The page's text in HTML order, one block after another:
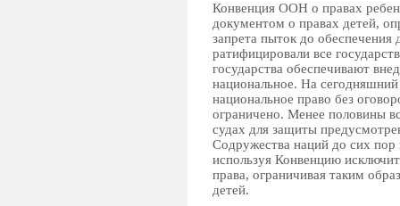
Конвенция ООН о правах
документом о правах детей,
запрета пыток до
ратифицировали все
государства обеспечивают
национальное. На
национальное право без
ограничено. Менее половины
судах для защиты
Содружества наций до сих
используя Конвенцию
права, ограничивая таким
детей.